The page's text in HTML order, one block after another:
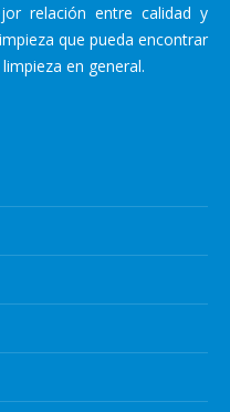
relación entre calidad y
que pueda encontrar
en general.